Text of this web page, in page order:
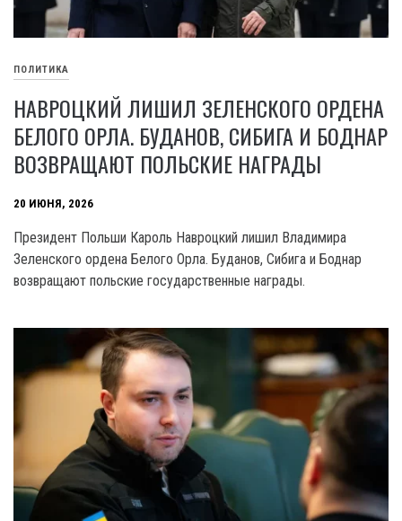
ПОЛИТИКА
НАВРОЦКИЙ ЛИШИЛ ЗЕЛЕНСКОГО ОРДЕНА
БЕЛОГО ОРЛА. БУДАНОВ, СИБИГА И БОДНАР
ВОЗВРАЩАЮТ ПОЛЬСКИЕ НАГРАДЫ
20 ИЮНЯ, 2026
Президент Польши Кароль Навроцкий лишил Владимира
Зеленского ордена Белого Орла. Буданов, Сибига и Боднар
возвращают польские государственные награды.